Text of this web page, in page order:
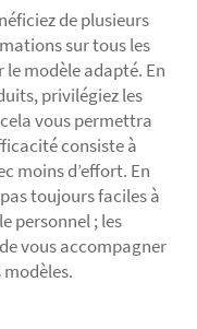
de plusieurs
sur tous les
modèle adapté. En
privilégiez les
vous permettra
consiste à
moins d’effort. En
toujours faciles à
personnel ; les
vous accompagner